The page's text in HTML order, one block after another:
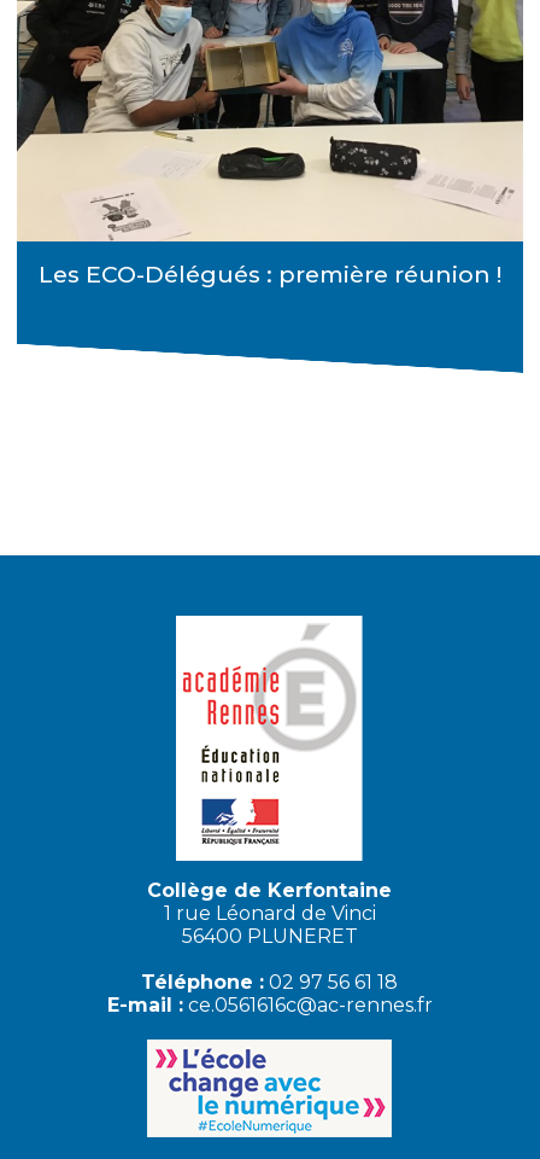
Les ECO-Délégués : première réunion !
Collège de Kerfontaine
1 rue Léonard de Vinci
56400 PLUNERET
Téléphone : 02 97 56 61 18
E-mail : ce.0561616c@ac-rennes.fr